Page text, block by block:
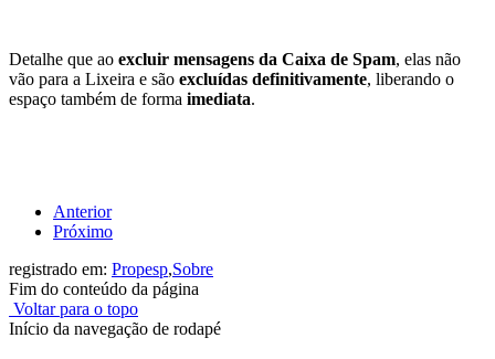
Detalhe que ao excluir mensagens da Caixa de Spam, elas não
vão para a Lixeira e são excluídas definitivamente, liberando o
espaço também de forma imediata.
Anterior
Próximo
registrado em: Propesp,Sobre
Fim do conteúdo da página
Voltar para o topo
Início da navegação de rodapé